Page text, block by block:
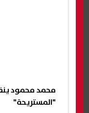
محمد محمود
"المستريحة"